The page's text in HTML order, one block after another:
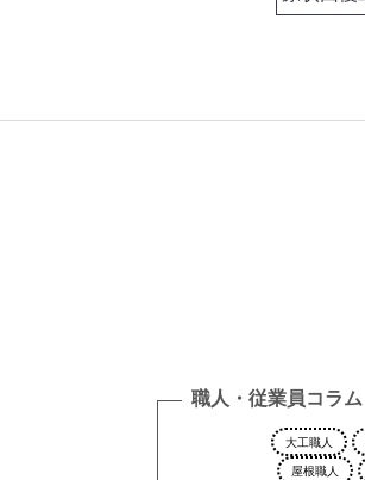
職人・従業員コラム
大工職人
屋根職人